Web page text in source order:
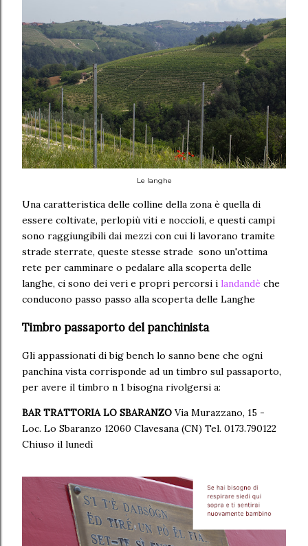
Le langhe
Una caratteristica delle colline della zona è quella di
essere coltivate, perlopiù viti e noccioli, e questi campi
sono raggiungibili dai mezzi con cui li lavorano tramite
strade sterrate, queste stesse strade sono un'ottima
rete per camminare o pedalare alla scoperta delle
langhe, ci sono dei veri e propri percorsi i landandè che
conducono passo passo alla scoperta delle Langhe
Timbro passaporto del panchinista
Gli appassionati di big bench lo sanno bene che ogni
panchina vista corrisponde ad un timbro sul passaporto,
per avere il timbro n 1 bisogna rivolgersi a:
BAR TRATTORIA LO SBARANZO Via Murazzano, 15 -
Loc. Lo Sbaranzo 12060 Clavesana (CN) Tel. 0173.790122
Chiuso il lunedì